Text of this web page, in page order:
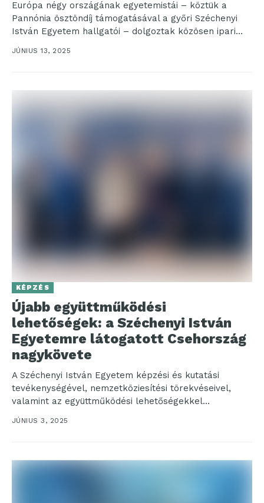
Európa négy országának egyetemistái – köztük a
Pannónia ösztöndíj támogatásával a győri Széchenyi
István Egyetem hallgatói – dolgoztak közösen ipari
fenntarthatósági projekteken a...
JÚNIUS 13, 2025
KÉPZÉS
Újabb együttműködési
lehetőségek: a Széchenyi István
Egyetemre látogatott Csehország
nagykövete
A Széchenyi István Egyetem képzési és kutatási
tevékenységével, nemzetköziesítési törekvéseivel,
valamint az együttműködési lehetőségekkel
ismerkedett a győri campuson napokban tett
látogatásán Eva Dvořáková,...
JÚNIUS 3, 2025